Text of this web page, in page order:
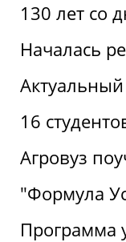
130 лет со
Началась
Актуальный
16
Агровуз
"Формула
Программа